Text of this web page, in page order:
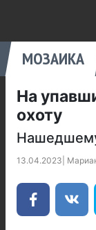
МОЗАИКА
На
охоту
13.04.2023